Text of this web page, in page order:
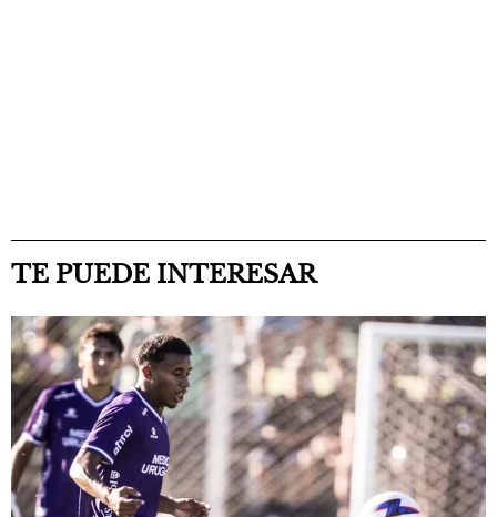
TE PUEDE INTERESAR